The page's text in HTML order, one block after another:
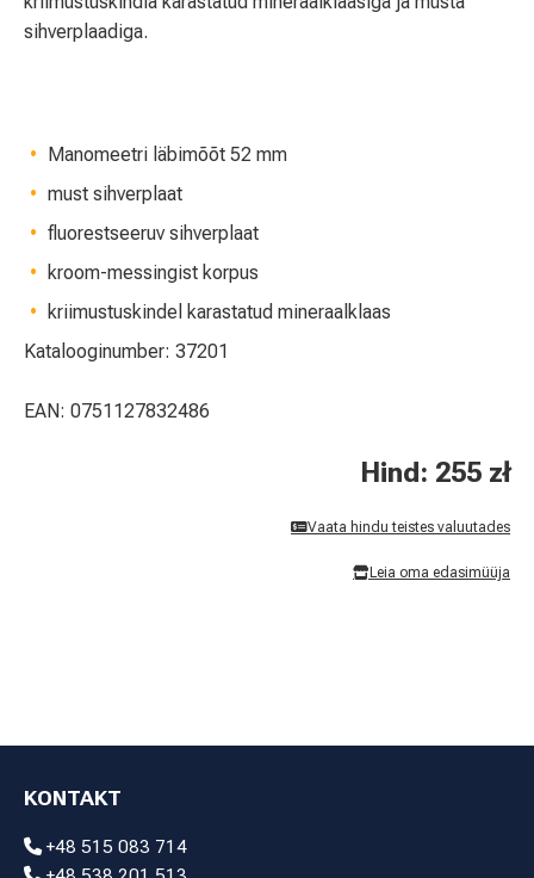
sihverplaadiga.
Manomeetri läbimõõt 52 mm
must sihverplaat
fluorestseeruv sihverplaat
kroom-messingist korpus
kriimustuskindel karastatud mineraalklaas
Katalooginumber: 37201
EAN: 0751127832486
Hind: 255 zł
Vaata hindu teistes valuutades
Leia oma edasimüüja
KONTAKT
+48 515 083 714